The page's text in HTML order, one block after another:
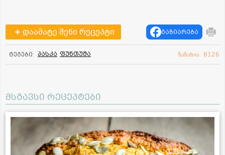
დაამატე შენი რეცეპტი გაზიარება
ტეგები: პასკა ფუნთუშა ნანახია: 8126
მსგავსი რეცეპტები